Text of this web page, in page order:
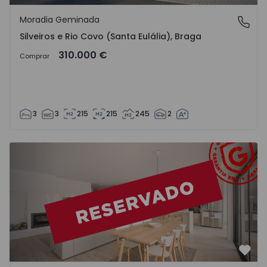
Silveiros e Rio Covo (Santa Eulália), Braga
Moradia Geminada
Silveiros e Rio Covo (Santa Eulália), Braga
Comprar 310.000 €
3 3 215 215 245 2
Apartamento T3 Braga, Ferreiros e Gondizalves -